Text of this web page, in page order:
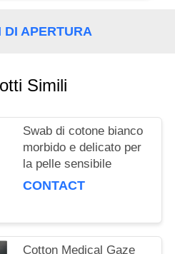
DI APERTURA
Simili
Swab di cotone bianco
morbido e delicato per
la pelle sensibile
CONTACT
Cotton Medical Gaze